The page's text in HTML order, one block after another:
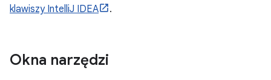
klawiszy IntelliJ IDEA
.
Okna narzędzi